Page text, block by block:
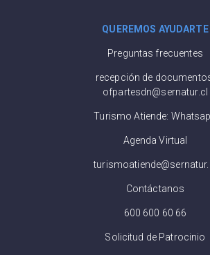
QUEREMOS AYUDARTE
Preguntas frecuentes
recepción de
ofpartesdn@sernatur.cl
Turismo Atiende:
Agenda Virtual
Contáctanos
600 600 60 66
Solicitud de Patrocinio